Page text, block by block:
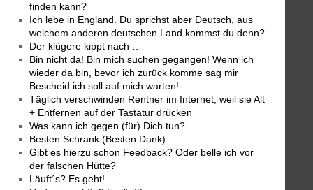
finden kann?
Ich lebe in England. Du sprichst aber Deutsch, aus
welchem anderen deutschen Land kommst du denn?
Der klügere kippt nach …
Bin nicht da! Bin mich suchen gegangen! Wenn ich
wieder da bin, bevor ich zurück komme sag mir
Bescheid ich soll auf mich warten!
Täglich verschwinden Rentner im Internet, weil sie Alt
+ Entfernen auf der Tastatur drücken
Was kann ich gegen (für) Dich tun?
Besten Schrank (Besten Dank)
Gibt es hierzu schon Feedback? Oder belle ich vor
der falschen Hütte?
Läuft´s? Es geht!